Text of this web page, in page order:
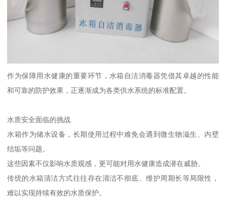
作为保障用水健康的重要环节，水箱自洁消毒器凭借其卓越的性能
和可靠的防护效果，正逐渐成为各类供水系统的标准配置。
水质安全面临的挑战
水箱作为储水设备，长期使用过程中难免会遇到微生物滋生、内壁
结垢等问题。
这些因素不仅影响水质观感，更可能对用水健康造成潜在威胁。
传统的水箱清洁方式往往存在清洁不彻底、维护周期长等局限性，
难以实现持续有效的水质保护。